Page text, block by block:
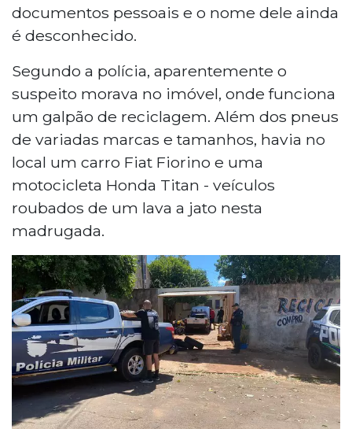
documentos pessoais e o nome dele ainda
é desconhecido.
Segundo a polícia, aparentemente o
suspeito morava no imóvel, onde funciona
um galpão de reciclagem. Além dos pneus
de variadas marcas e tamanhos, havia no
local um carro Fiat Fiorino e uma
motocicleta Honda Titan - veículos
roubados de um lava a jato nesta
madrugada.